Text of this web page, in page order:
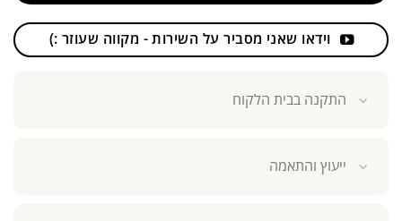
וידאו שאני מסביר על השירות - מקווה שעוזר :)
התקנה בבית הלקוח
ייעוץ והתאמה